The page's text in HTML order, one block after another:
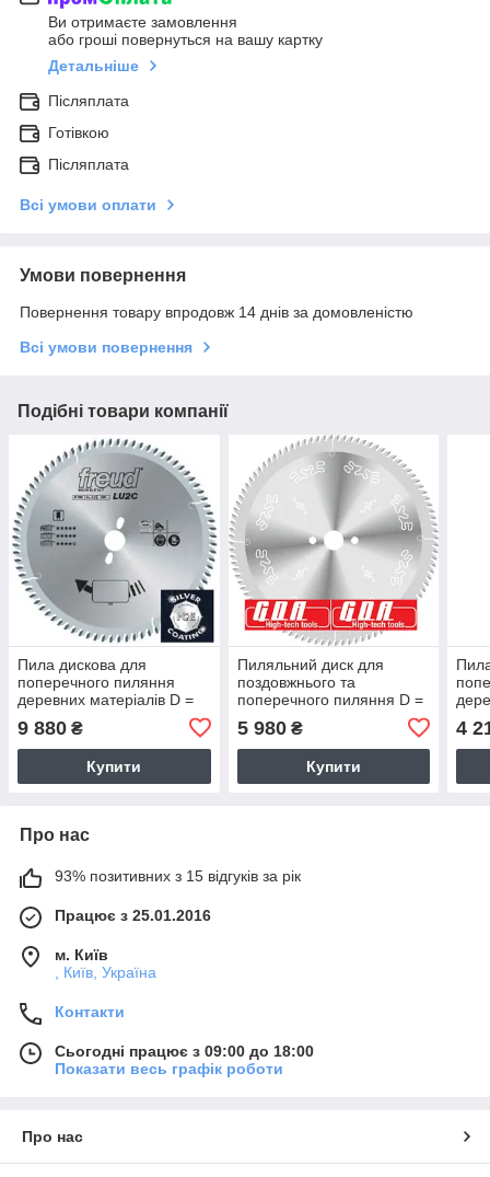
Ви отримаєте замовлення
або гроші повернуться на вашу картку
Детальніше
Післяплата
Готівкою
Післяплата
Всі умови оплати
Умови повернення
Повернення товару впродовж 14 днів за домовленістю
Всі умови повернення
Подібні товари компанії
Пила дискова для
поперечного пиляння
деревних матеріалів D =
9 880 ₴
Купити
Пиляльний диск для
поздовжнього та
поперечного пиляння D =
5 980₴
Купити
4
Про нас
93% позитивних з 15 відгуків за рік
Працює з 25.01.2016
м. Київ
, Київ, Україна
Контакти
Сьогодні працює з 09:00 до 18:00
Показати весь графік роботи
Про нас